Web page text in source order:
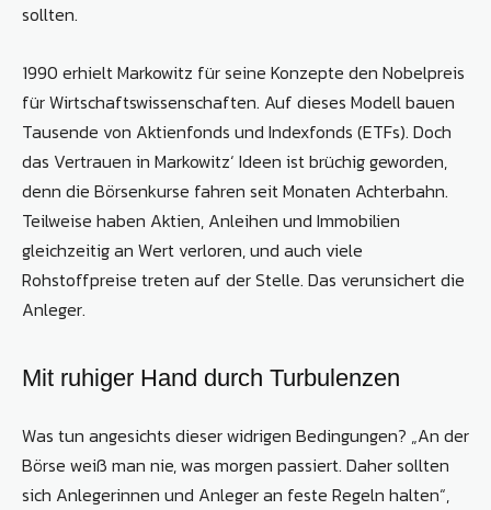
sollten.
1990 erhielt Markowitz für seine Konzepte den Nobelpreis
für Wirtschaftswissenschaften. Auf dieses Modell bauen
Tausende von Aktienfonds und Indexfonds (ETFs). Doch
das Vertrauen in Markowitz‘ Ideen ist brüchig geworden,
denn die Börsenkurse fahren seit Monaten Achterbahn.
Teilweise haben Aktien, Anleihen und Immobilien
gleichzeitig an Wert verloren, und auch viele
Rohstoffpreise treten auf der Stelle. Das verunsichert die
Anleger.
Mit ruhiger Hand durch Turbulenzen
Was tun angesichts dieser widrigen Bedingungen? „An der
Börse weiß man nie, was morgen passiert. Daher sollten
sich Anlegerinnen und Anleger an feste Regeln halten“,